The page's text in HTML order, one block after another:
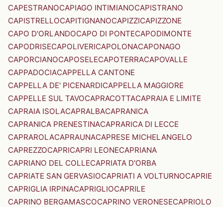
CAPESTRANOCAPIAGO INTIMIANOCAPISTRANO
CAPISTRELLOCAPITIGNANOCAPIZZICAPIZZONE
CAPO D'ORLANDOCAPO DI PONTECAPODIMONTE
CAPODRISECAPOLIVERICAPOLONACAPONAGO
CAPORCIANOCAPOSELECAPOTERRACAPOVALLE
CAPPADOCIACAPPELLA CANTONE
CAPPELLA DE' PICENARDICAPPELLA MAGGIORE
CAPPELLE SUL TAVOCAPRACOTTACAPRAIA E LIMITE
CAPRAIA ISOLACAPRALBACAPRANICA
CAPRANICA PRENESTINACAPRARICA DI LECCE
CAPRAROLACAPRAUNACAPRESE MICHELANGELO
CAPREZZOCAPRICAPRI LEONECAPRIANA
CAPRIANO DEL COLLECAPRIATA D'ORBA
CAPRIATE SAN GERVASIOCAPRIATI A VOLTURNOCAPRIE
CAPRIGLIA IRPINACAPRIGLIOCAPRILE
CAPRINO BERGAMASCOCAPRINO VERONESECAPRIOLO